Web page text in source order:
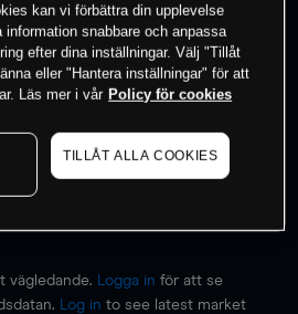
har enposition i detta
Börja handla
vägledande. Logga in för att se
Log in to see latest market
kan vi förbättra din upplevelse
snabbare och anpassa
efter dina inställningar. Välj "Tillåt
eller "Hantera inställningar" för att
Läs mer i vår Policy för cookies
TILLÅT ALLA COOKIES